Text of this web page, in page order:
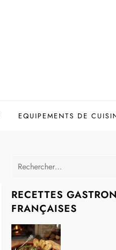
EQUIPEMENTS DE
Rechercher :
RECETTES
FRANÇAISES